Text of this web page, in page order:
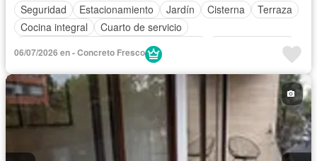
Seguridad
Estacionamiento Jardín Cisterna
Terraza
Cocina integral
Cuarto de servicio
Acceso para personas con discapacidad
Cocina equipada
Circuito cerrado de televisión
Agua
Cuarto de Limpieza Zonas verdes
Despacho
Recámara con closet
Sin amueblar
06/07/2026 en - Concreto Fresco